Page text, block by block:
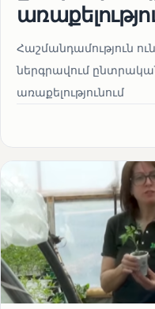
Հաշմանդամություն
ներգրավում
առաքելությունում